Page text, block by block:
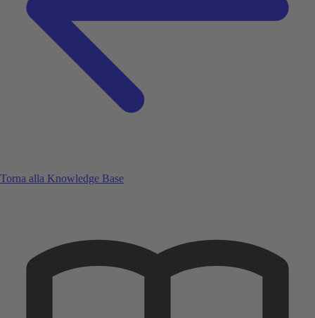
Torna alla Knowledge Base